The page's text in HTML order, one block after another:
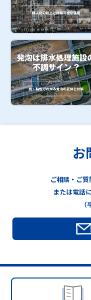
お
ご相談・ご
または電話